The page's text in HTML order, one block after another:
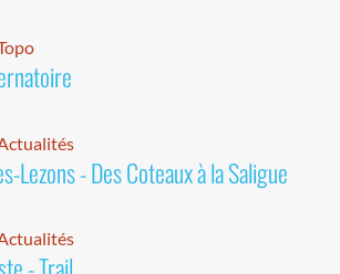
Lezons - Des Coteaux à la Saligue